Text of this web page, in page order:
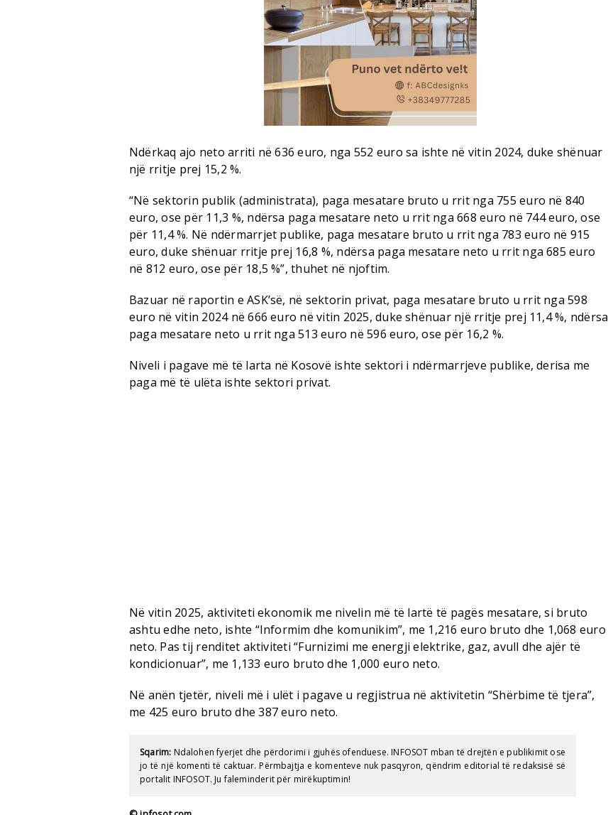
Ndërkaq ajo neto arriti në 636 euro, nga 552 euro sa ishte në vitin 2024, duke shënuar
një rritje prej 15,2 %.
“Në sektorin publik (administrata), paga mesatare bruto u rrit nga 755 euro në 840
euro, ose për 11,3 %, ndërsa paga mesatare neto u rrit nga 668 euro në 744 euro, ose
për 11,4 %. Në ndërmarrjet publike, paga mesatare bruto u rrit nga 783 euro në 915
euro, duke shënuar rritje prej 16,8 %, ndërsa paga mesatare neto u rrit nga 685 euro
në 812 euro, ose për 18,5 %”, thuhet në njoftim.
Bazuar në raportin e ASK’së, në sektorin privat, paga mesatare bruto u rrit nga 598
euro në vitin 2024 në 666 euro në vitin 2025, duke shënuar një rritje prej 11,4 %, ndërsa
paga mesatare neto u rrit nga 513 euro në 596 euro, ose për 16,2 %.
Niveli i pagave më të larta në Kosovë ishte sektori i ndërmarrjeve publike, derisa me
paga më të ulëta ishte sektori privat.
Në vitin 2025, aktiviteti ekonomik me nivelin më të lartë të pagës mesatare, si bruto
ashtu edhe neto, ishte “Informim dhe komunikim”, me 1,216 euro bruto dhe 1,068 euro
neto. Pas tij renditet aktiviteti “Furnizimi me energji elektrike, gaz, avull dhe ajër të
kondicionuar”, me 1,133 euro bruto dhe 1,000 euro neto.
Në anën tjetër, niveli më i ulët i pagave u regjistrua në aktivitetin “Shërbime të tjera”,
me 425 euro bruto dhe 387 euro neto.
Sqarim: Ndalohen fyerjet dhe përdorimi i gjuhës ofenduese. INFOSOT mban të drejtën e publikimit ose
jo të një komenti të caktuar. Përmbajtja e komenteve nuk pasqyron, qëndrim editorial të redaksisë së
portalit INFOSOT. Ju faleminderit për mirëkuptimin!